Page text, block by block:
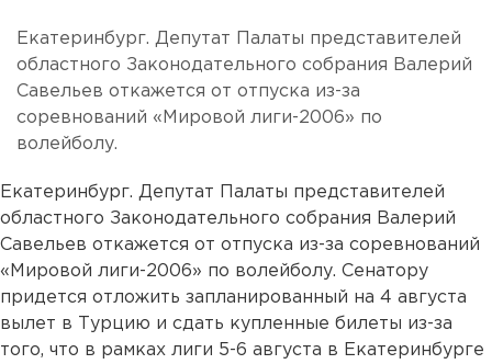
Екатеринбург. Депутат Палаты представителей
областного Законодательного собрания Валерий
Савельев откажется от отпуска из-за
соревнований «Мировой лиги-2006» по
волейболу.
Екатеринбург. Депутат Палаты представителей
областного Законодательного собрания Валерий
Савельев откажется от отпуска из-за соревнований
«Мировой лиги-2006» по волейболу. Сенатору
придется отложить запланированный на 4 августа
вылет в Турцию и сдать купленные билеты из-за
того, что в рамках лиги 5-6 августа в Екатеринбурге